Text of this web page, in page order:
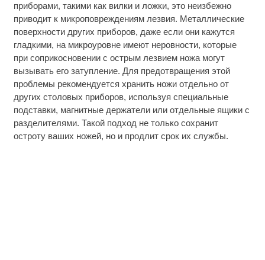
приборами, такими как вилки и ложки, это неизбежно
приводит к микроповреждениям лезвия. Металлические
поверхности других приборов, даже если они кажутся
гладкими, на микроуровне имеют неровности, которые
при соприкосновении с острым лезвием ножа могут
вызывать его затупление. Для предотвращения этой
проблемы рекомендуется хранить ножи отдельно от
других столовых приборов, используя специальные
подставки, магнитные держатели или отдельные ящики с
разделителями. Такой подход не только сохранит
остроту ваших ножей, но и продлит срок их службы.